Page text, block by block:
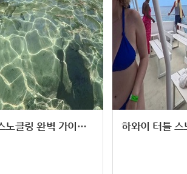
하와이 하나우마베이 스노클링 완벽 가이드: 예약 걱정 없는 셔틀 투어 추천